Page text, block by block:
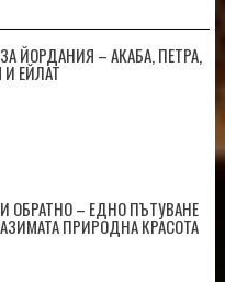
ЙОРДАНИЯ – АКАБА, ПЕТРА,
ЕЙЛАТ
ОБРАТНО – ЕДНО ПЪТУВАНЕ
ПРИРОДНА КРАСОТА